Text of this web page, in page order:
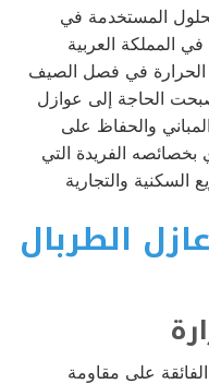
المستخدمة في
المملكة العربية
الحرارة في فصل الصيف
الحاجة إلى عوازل
والحفاظ على
بخصائصه الفريدة التي
السكنية والتجارية
عازل الطربال
على مقاومة